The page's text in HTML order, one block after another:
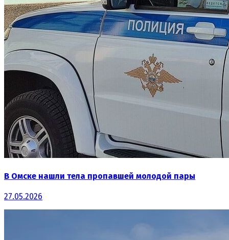
В Омске нашли тела пропавшей молодой пары
27.05.2026